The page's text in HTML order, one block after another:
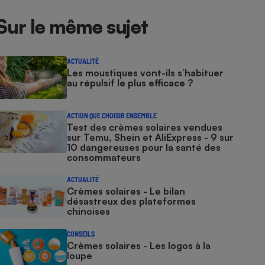
le même sujet
ACTUALITÉ
Les moustiques vont-ils s’habituer
au répulsif le plus efficace ?
ACTION QUE CHOISIR ENSEMBLE
Test des crèmes solaires vendues
sur Temu, Shein et AliExpress - 9 sur
10 dangereuses pour la santé des
consommateurs
ACTUALITÉ
Crèmes solaires - Le bilan
désastreux des plateformes
chinoises
CONSEILS
Crèmes solaires - Les logos à la
loupe